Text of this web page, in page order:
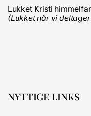
Lukket Kristi
(Lukket når vi
NYTTIGE LINKS